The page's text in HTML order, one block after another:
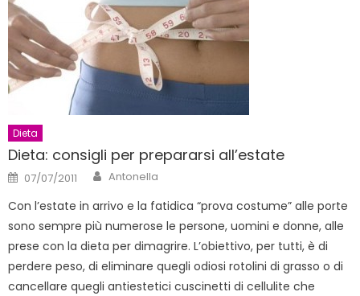
Dieta
Dieta: consigli per prepararsi all’estate
Posted
on
07/07/2011 Author
Antonella
Con l’estate in arrivo e la fatidica “prova costume” alle porte
sono sempre più numerose le persone, uomini e donne, alle
prese con la dieta per dimagrire. L’obiettivo, per tutti, è di
perdere peso, di eliminare quegli odiosi rotolini di grasso o di
cancellare quegli antiestetici cuscinetti di cellulite che